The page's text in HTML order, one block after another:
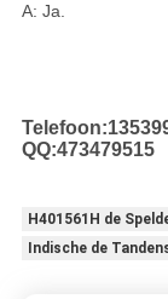
A: Ja.
QQ:473479515
H401561H de
Indische de